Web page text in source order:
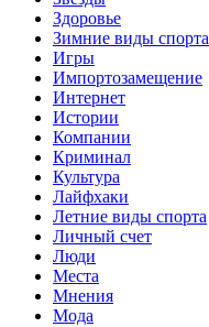
Здоровье
Зимние виды спорта
Игры
Импортозамещение
Интернет
Истории
Компании
Криминал
Культура
Лайфхаки
Летние виды спорта
Личный счет
Люди
Места
Мнения
Мода